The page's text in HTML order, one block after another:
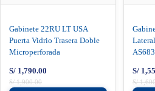
Gabinete 22RU LT USA
Puerta Vidrio Trasera Doble
Microperforada
S/1,900.00
S/ 1,790.00
S/
S/